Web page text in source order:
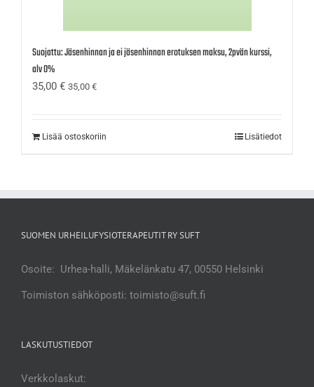
Suojattu: Jäsenhinnan ja ei jäsenhinnan erotuksen maksu, 2pvän kurssi,
alv 0%
35,00 € 35,00 €
Lisää ostoskoriin Lisätiedot
SUOMEN URHEILUFYSIOTERAPEUTIT RY SUFT
Osoite: Urhea-halli, Mäkelänkatu 47, 00550 Helsinki
Toimiston sähköposti: toimisto@suft.fi
LASKUTUSTIEDOT
Verkkolaskut: